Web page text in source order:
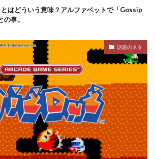
とはどういう意味？アルファベットで「Gossip
事。
話題のネタ